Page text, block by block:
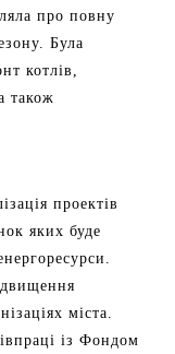
про повну
Була
котлів,
також
проектів
яких буде
міста.
із Фондом